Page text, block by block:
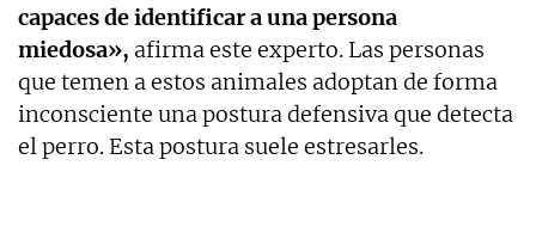
capaces de identificar a una persona
miedosa», afirma este experto. Las personas
que temen a estos animales adoptan de forma
inconsciente una postura defensiva que detecta
el perro. Esta postura suele estresarles.